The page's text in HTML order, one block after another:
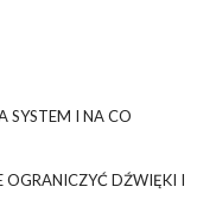
SYSTEM I NA CO
OGRANICZYĆ DŹWIĘKI I